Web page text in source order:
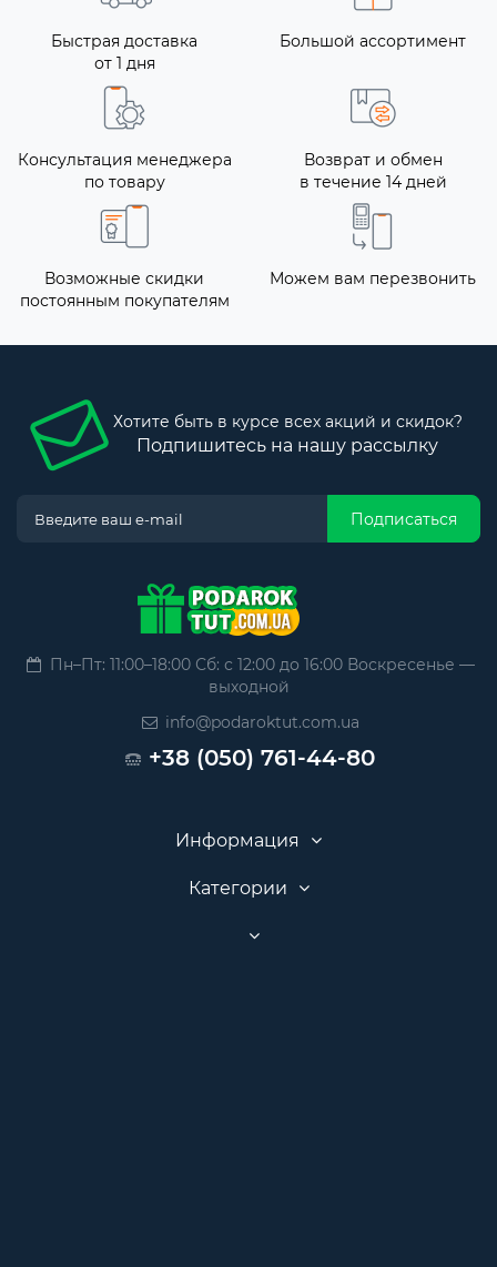
Быстрая доставка
от 1 дня
Большой ассортимент
Консультация менеджера
по товару
Возврат и обмен
в течение 14 дней
Возможные скидки
постоянным покупателям
Можем вам перезвонить
Хотите быть в курсе всех акций и скидок?
Подпишитесь на нашу рассылку
Подписаться
Пн–Пт: 11:00–18:00 Сб: с 12:00 до 16:00 Воскресенье —
выходной
info@podaroktut.com.ua
+38 (050) 761-44-80
Информация
Категории